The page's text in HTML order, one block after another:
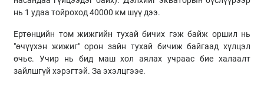
нь 1 удаа тойроход 40000 км шүү дээ.
Ертөнцийн том жижгийн тухай бичих гэж байж оршил нь
"өчүүхэн жижиг" орон зайн тухай бичиж байгаад хүлцэл
өчье. Учир нь бид маш хол аялах учраас бие халаалт
зайлшгүй хэрэгтэй. За эхэлцгээе.